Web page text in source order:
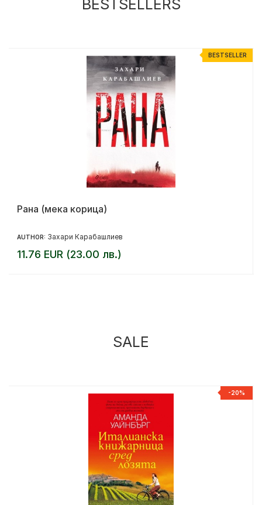
BESTSELLERS
BESTSELLER
Рана (мека корица)
AUTHOR: Захари Карабашлиев
11.76 EUR (23.00 лв.)
SALE
-20%